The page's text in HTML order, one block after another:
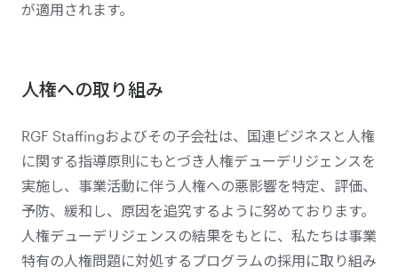
が適用されます。
人権への取り組み
RGF Staffingおよびその子会社は、国連ビジネスと人権
に関する指導原則にもとづき人権デューデリジェンスを
実施し、事業活動に伴う人権への悪影響を特定、評価、
予防、緩和し、原因を追究するように努めております。
人権デューデリジェンスの結果をもとに、私たちは事業
特有の人権問題に対処するプログラムの採用に取り組み